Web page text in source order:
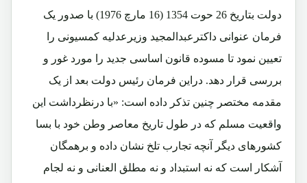
دولت بتاریخ 26 حوت 1354 (16 مارچ 1976) با صدور یک
فرمان عنوانی داکترعبدالمجید وزیرعدلیه کمسیونی را
تعیین نمود تا مسوده قانون اساسی جدید را مورد غور و
بررسی قرار دهد. دراین فرمان رئیس دولت بعد از یک
مقدمه مختصر چنین تذکر داده است: «با درنظرداشت این
واقعیت مسلم که در طول تاریخ معاصر وطن خود با بسا
کشورهای دیگر آنچه تجارب تلخ نشان داده و برهمگان
آشکار است که نه استبداد و نه مطلق العنانی و نه لجام